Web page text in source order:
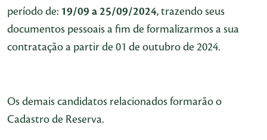
período de: 19/09 a 25/09/2024, trazendo seus
documentos pessoais a fim de formalizarmos a sua
contratação a partir de 01 de outubro de 2024.
Os demais candidatos relacionados formarão o
Cadastro de Reserva.